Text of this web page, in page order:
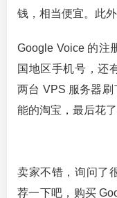
钱，相当便宜。此
Google Voice 的注
国地区手机号，还
两台 VPS 服务器
能的淘宝，最后花
卖家不错，询问了
荐一下吧，购买